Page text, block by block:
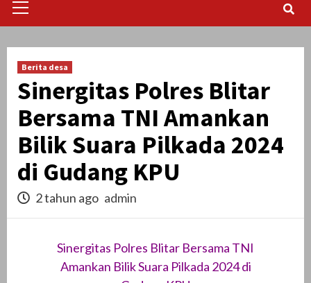
Menu
Berita desa
Sinergitas Polres Blitar
Bersama TNI Amankan
Bilik Suara Pilkada 2024
di Gudang KPU
2 tahun ago admin
Sinergitas Polres Blitar Bersama TNI
Amankan Bilik Suara Pilkada 2024 di